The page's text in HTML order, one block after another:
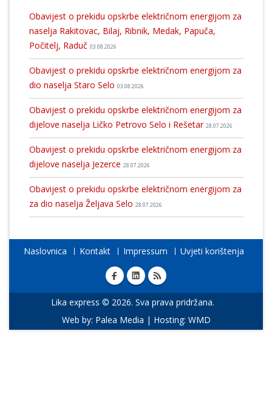
Obavijest o prekidu opskrbe električnom energijom za
naselja Rakitovac, Bilaj, Ribnik, Medak, Papuča,
Počitelj, Raduč 03.08.2026
Obavijest o prekidu opskrbe električnom energijom za
dio naselja Staro Selo 03.08.2026
Obavijest o prekidu opskrbe električnom energijom za
dijelove naselja Ličko Petrovo Selo i Rešetar 28.07.2026
Obavijest o prekidu opskrbe električnom energijom za
dijelove naselja Jezerce 28.07.2026
Obavijest o prekidu opskrbe električnom energijom za
za dio naselja Željava Selo 28.07.2026
Naslovnica Kontakt Impressum Uvjeti korištenja
Lika express © 2026. Sva prava pridržana.
Web by: Palea Media | Hosting: WMD